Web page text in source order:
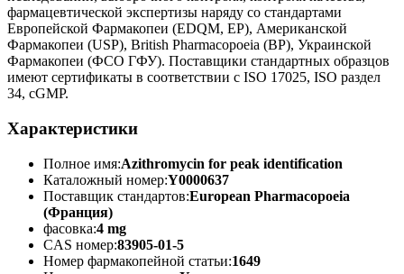
фармацевтической экспертизы наряду со стандартами
Европейской Фармакопеи (EDQM, EP), Американской
Фармакопеи (USP), British Pharmacopoeia (BP), Украинской
Фармакопеи (ФСО ГФУ). Поставщики стандартных образцов
имеют сертификаты в соответствии с ISO 17025, ISO раздел
34, cGMP.
Характеристики
Полное имя:Azithromycin for peak identification
Каталожный номер:Y0000637
Поставщик стандартов:European Pharmacopoeia
(Франция)
фасовка:4 mg
CAS номер:83905-01-5
Номер фармакопейной статьи:1649